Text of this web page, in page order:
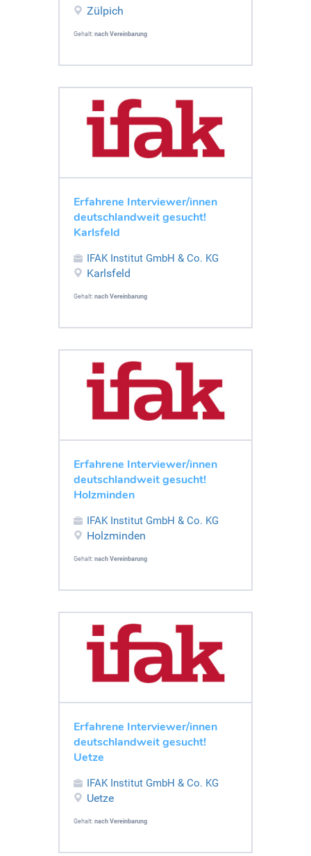
Zülpich
Gehalt: nach Vereinbarung
Erfahrene Interviewer/innen
deutschlandweit gesucht!
Karlsfeld
IFAK Institut GmbH & Co. KG
Karlsfeld
Gehalt: nach Vereinbarung
Erfahrene Interviewer/innen
deutschlandweit gesucht!
Holzminden
IFAK Institut GmbH & Co. KG
Holzminden
Gehalt: nach Vereinbarung
Erfahrene Interviewer/innen
deutschlandweit gesucht!
Uetze
IFAK Institut GmbH & Co. KG
Uetze
Gehalt: nach Vereinbarung